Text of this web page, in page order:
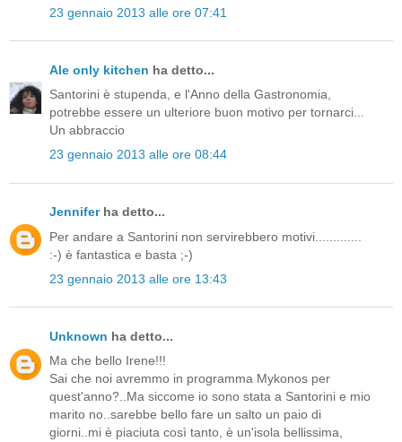
23 gennaio 2013 alle ore 07:41
Ale only kitchen ha detto...
Santorini è stupenda, e l'Anno della Gastronomia,
potrebbe essere un ulteriore buon motivo per tornarci...
Un abbraccio
23 gennaio 2013 alle ore 08:44
Jenniferha detto...
Per andare a Santorini non servirebbero motivi.............
:-) è fantastica e basta ;-)
23 gennaio 2013 alle ore 13:43
Unknown ha detto...
Ma che bello Irene!!!
Sai che noi avremmo in programma Mykonos per
quest'anno?..Ma siccome io sono stata a Santorini e mio
marito no..sarebbe bello fare un salto un paio di
giorni..mi è piaciuta così tanto, è un'isola bellissima,